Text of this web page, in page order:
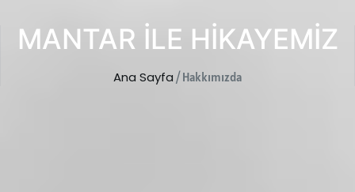
MANTAR ILE HIKAYEMIZ
Ana Sayfa / Hakkımızda